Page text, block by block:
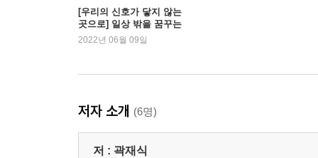
[우리의 신호가 닿지 않는
곳으로] 일상 밖을 꿈꾸는
이들을 위한 앤솔로지
2022년 06월 09일
저자 소개 (6명)
저 : 곽재식